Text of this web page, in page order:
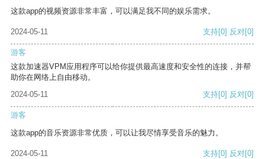
这款app的视频资源非常丰富，可以满足我不同的娱乐需求。
2024-05-11 支持[0] 反对[0]
游客
这款加速器VPM应用程序可以给你提供最高速度和安全性的连接，并帮
助你在网络上自由移动。
2024-05-11
支持[0] 反对[0]
游客
这款app的音乐资源非常优质，可以让我尽情享受音乐的魅力。
2024-05-11 支持[0] 反对[0]